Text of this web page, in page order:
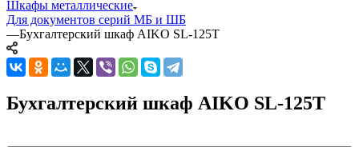
Шкафы металлические
Для документов серий МБ и ШБ
—Бухгалтерский шкаф AIKO SL-125Т
Бухгалтерский шкаф AIKO SL-125Т